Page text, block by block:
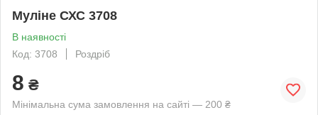
Муліне СХС 3708
В наявності
Код: 3708
Роздріб
8 ₴
Мінімальна сума замовлення на сайті — 200 ₴